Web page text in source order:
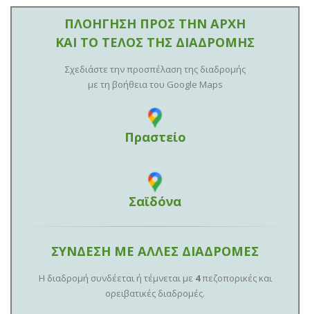
ΠΛΟΗΓΗΣΗ ΠΡΟΣ ΤΗΝ ΑΡΧΗ
ΚΑΙ ΤΟ ΤΕΛΟΣ ΤΗΣ ΔΙΑΔΡΟΜΗΣ
Σχεδιάστε την προσπέλαση της διαδρομής
με τη βοήθεια του Google Maps
Πραστείο
Σαϊδόνα
ΣΥΝΔΕΣΗ ΜΕ ΑΛΛΕΣ ΔΙΑΔΡΟΜΕΣ
Η διαδρομή συνδέεται ή τέμνεται με 4πεζοπορικές και
ορειβατικές διαδρομές.